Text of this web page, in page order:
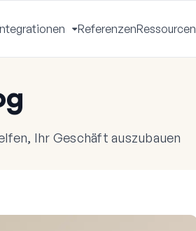
Menü
umschalten
ReferenzenRessourcen
Ihr Geschäft auszubauen